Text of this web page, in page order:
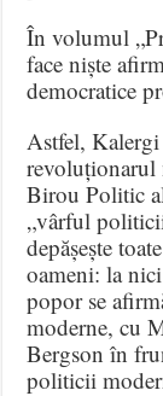
În volumul
face niște
democratice
Astfel,
revoluționarul
Birou Politic
„vârful
depășește
oameni: la
popor se
moderne, cu
Bergson în
politicii